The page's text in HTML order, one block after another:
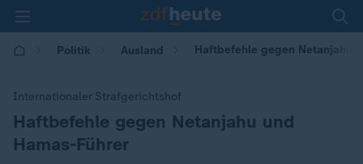
Politik Ausland Haftbefehle gegen Netanjahu,
Internationaler Strafgerichtshof
:Haftbefehle gegen Netanjahu und
Hamas-Führer